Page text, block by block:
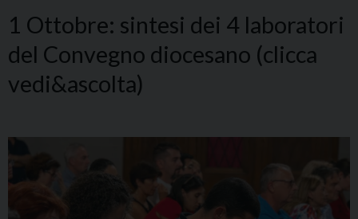
1 Ottobre: sintesi dei 4 laboratori
del Convegno diocesano (clicca
vedi&ascolta)